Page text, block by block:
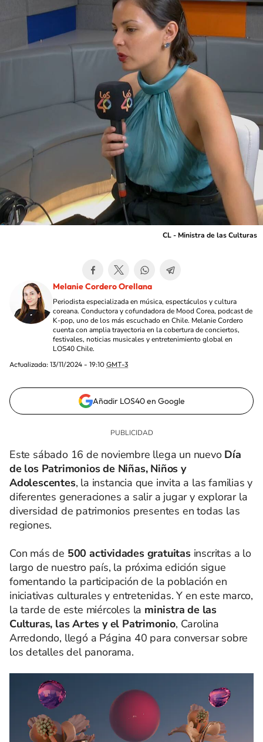
CL - Ministra de las Culturas
Melanie Cordero Orellana
Periodista especializada en música, espectáculos y cultura
coreana. Conductora y cofundadora de Mood Corea, podcast de
K-pop, uno de los más escuchado en Chile. Melanie Cordero
cuenta con amplia trayectoria en la cobertura de conciertos,
festivales, noticias musicales y entretenimiento global en
LOS40 Chile.
Actualizada: 13/11/2024 - 19:10 GMT-3
Añadir LOS40 en Google
Este sábado 16 de noviembre llega un nuevo Día
de los Patrimonios de Niñas, Niños y
Adolescentes, la instancia que invita a las familias y
diferentes generaciones a salir a jugar y explorar la
diversidad de patrimonios presentes en todas las
regiones.
Con más de 500 actividades gratuitasinscritas a lo
largo de nuestro país, la próxima edición sigue
fomentando la participación de la población en
iniciativas culturales y entretenidas. Y en este marco,
la tarde de este miércoles la ministra de las
Culturas, las Artes y el Patrimonio, Carolina
Arredondo, llegó a Página 40 para conversar sobre
los detalles del panorama.